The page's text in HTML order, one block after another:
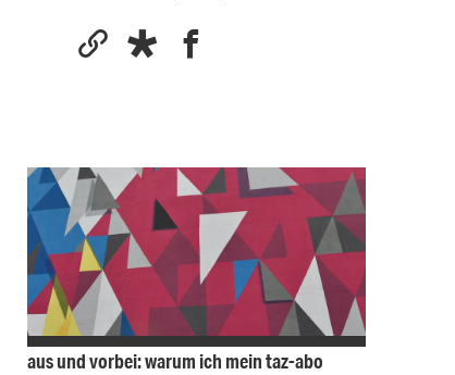
aus und vorbei: warum ich mein taz-abo